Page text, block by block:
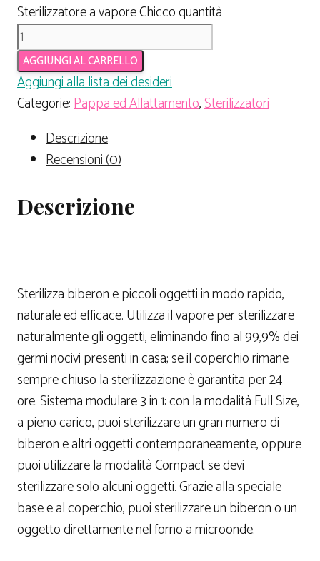
Sterilizzatore a vapore Chicco quantità
AGGIUNGI AL CARRELLO
Aggiungi alla lista dei desideri
Categorie:Pappa ed Allattamento,Sterilizzatori
Descrizione
Recensioni (0)
Descrizione
Sterilizza biberon e piccoli oggetti in modo rapido,
naturale ed efficace. Utilizza il vapore per sterilizzare
naturalmente gli oggetti, eliminando fino al 99,9% dei
germi nocivi presenti in casa; se il coperchio rimane
sempre chiuso la sterilizzazione è garantita per 24
ore. Sistema modulare 3 in 1: con la modalità Full Size,
a pieno carico, puoi sterilizzare un gran numero di
biberon e altri oggetti contemporaneamente, oppure
puoi utilizzare la modalità Compact se devi
sterilizzare solo alcuni oggetti. Grazie alla speciale
base e al coperchio, puoi sterilizzare un biberon o un
oggetto direttamente nel forno a microonde.